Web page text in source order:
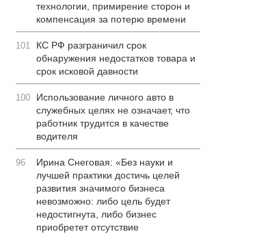
технологии, примирение сторон и
компенсация за потерю времени
101
КС РФ разграничил срок
обнаружения недостатков товара и
срок исковой давности
100
Использование личного авто в
служебных целях не означает, что
работник трудится в качестве
водителя
96
Ирина Снеговая: «Без науки и
лучшей практики достичь целей
развития значимого бизнеса
невозможно: либо цель будет
недостигнута, либо бизнес
приобретет отсутствие